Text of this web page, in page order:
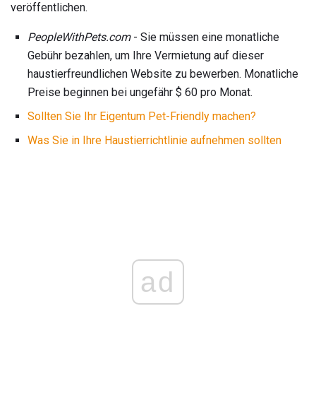
veröffentlichen.
PeopleWithPets.com- Sie müssen eine monatliche
Gebühr bezahlen, um Ihre Vermietung auf dieser
haustierfreundlichen Website zu bewerben. Monatliche
Preise beginnen bei ungefähr $ 60 pro Monat.
Sollten Sie Ihr Eigentum Pet-Friendly machen?
Was Sie in Ihre Haustierrichtlinie aufnehmen sollten
ad